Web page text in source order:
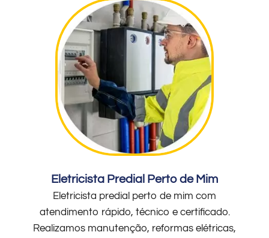
Eletricista Predial Perto de Mim
Eletricista predial perto de mim com
atendimento rápido, técnico e certificado.
Realizamos manutenção, reformas elétricas,